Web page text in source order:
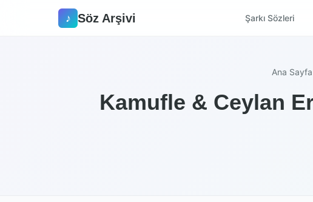
♪ Söz Arşivi Şarkı Sözleri
Ana Sayfa
Kamufle & Ceylan